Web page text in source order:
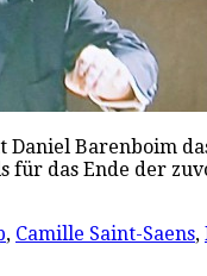
Daniel Barenboim
das Ende der
, Camille Saint-Saens,